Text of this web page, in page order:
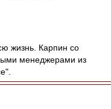
жизнь. Карпин со
менеджерами из